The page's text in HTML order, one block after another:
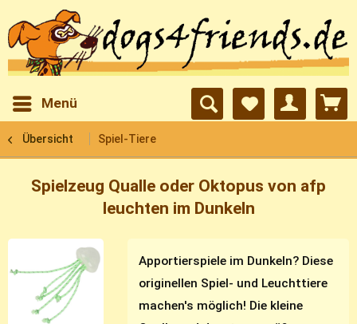
Menü
Übersicht Spiel-Tiere
Spielzeug Qualle oder Oktopus von afp
leuchten im Dunkeln
Apportierspiele im Dunkeln? Diese
originellen Spiel- und Leuchttiere
machen's möglich! Die kleine